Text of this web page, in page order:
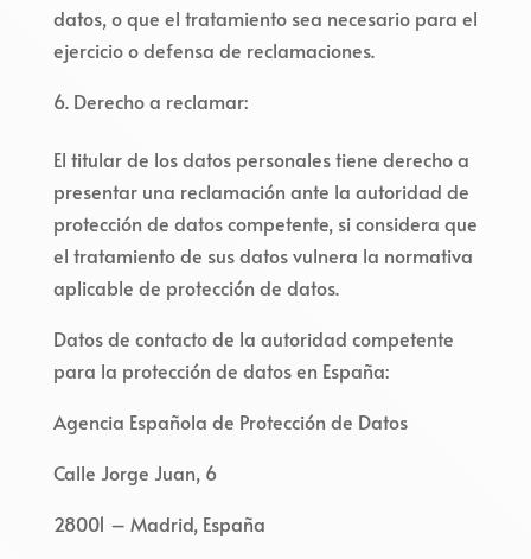
datos, o que el tratamiento sea necesario para el
ejercicio o defensa de reclamaciones.
Derecho a reclamar:
El titular de los datos personales tiene derecho a
presentar una reclamación ante la autoridad de
protección de datos competente, si considera que
el tratamiento de sus datos vulnera la normativa
aplicable de protección de datos.
Datos de contacto de la autoridad competente
para la protección de datos en España:
Agencia Española de Protección de Datos
Calle Jorge Juan, 6
28001 – Madrid, España